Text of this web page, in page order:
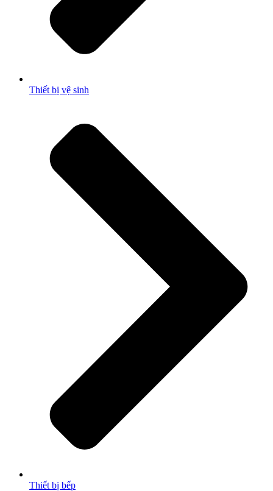
Thiết bị vệ sinh
Thiết bị bếp